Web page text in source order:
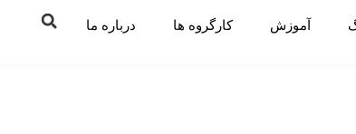
آموزش کارگروه ها درباره ما